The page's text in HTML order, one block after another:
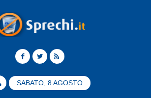
SABATO, 8 AGOSTO